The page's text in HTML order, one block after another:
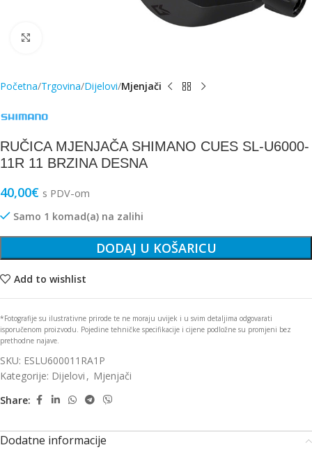
Početna Trgovina Dijelovi Mjenjači
RUČICA MJENJAČA SHIMANO CUES SL-U6000-
11R 11 BRZINA DESNA
40,00€ s PDV-om
Samo 1 komad(a) na zalihi
DODAJ U KOŠARICU
Add to wishlist
*Fotografije su ilustrativne prirode te ne moraju uvijek i u svim detaljima odgovarati
isporučenom proizvodu. Pojedine tehničke specifikacije i cijene podložne su promjeni bez
prethodne najave.
SKU: ESLU600011RA1P
Kategorije: Dijelovi , Mjenjači
Share:
Dodatne informacije